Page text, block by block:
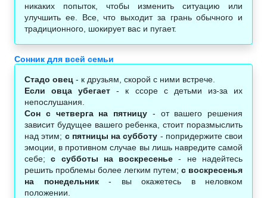
никаких попыток, чтобы изменить ситуацию или
улучшить ее. Все, что выходит за грань обычного и
традиционного, шокирует вас и пугает.
Сонник для всей семьи
Стадо овец - к друзьям, скорой с ними встрече.
Если овца убегает - к ссоре с детьми из-за их
непослушания.
Сон с четверга на пятницу - от вашего решения
зависит будущее вашего ребенка, стоит поразмыслить
над этим; с пятницы на субботу - попридержите свои
эмоции, в противном случае вы лишь навредите самой
себе;с субботы на воскресенье - не надейтесь
решить проблемы более легким путем; с воскресенья
на понедельник- вы окажетесь в неловком
положении.